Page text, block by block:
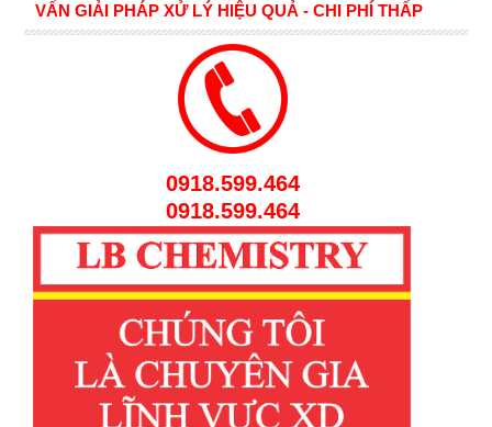
VẤN GIẢI PHÁP XỬ LÝ HIỆU QUẢ - CHI PHÍ THẤP
0918.599.464
0918.599.464